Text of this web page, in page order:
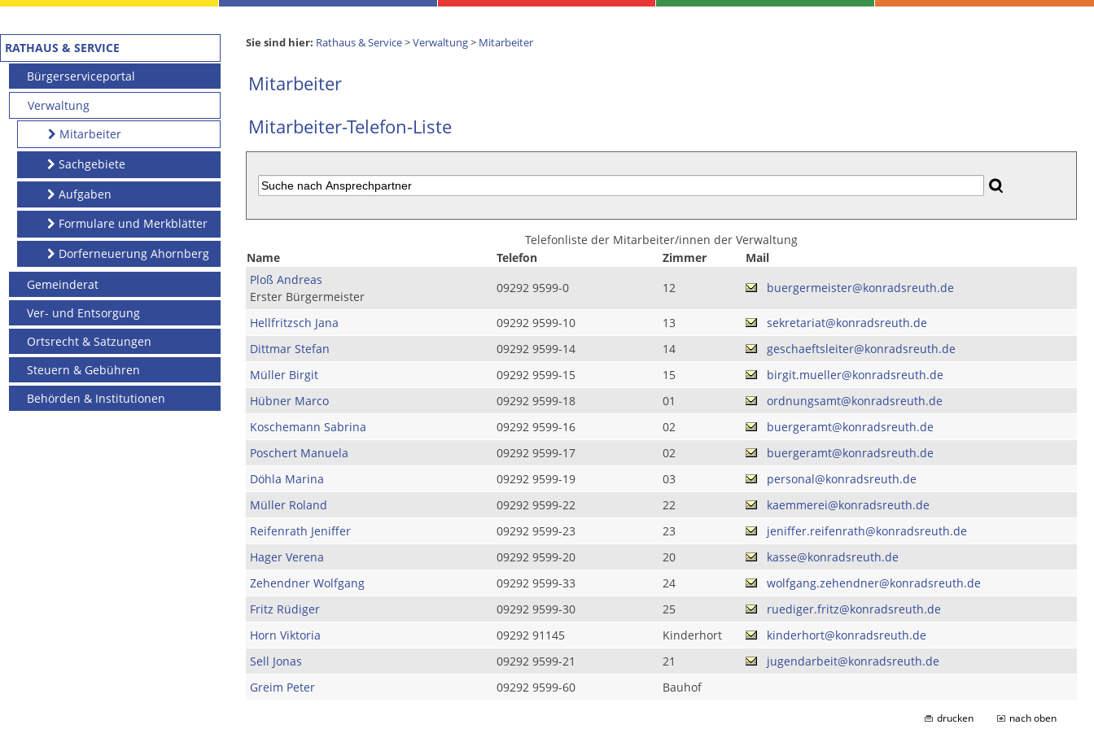
RATHAUS & SERVICE
Bürgerserviceportal
Verwaltung
Mitarbeiter
Sachgebiete
Aufgaben
Formulare und Merkblätter
Dorferneuerung Ahornberg
Gemeinderat
Ver- und Entsorgung
Ortsrecht & Satzungen
Steuern & Gebühren
Behörden & Institutionen
Sie sind hier: Rathaus & Service>Verwaltung> Mitarbeiter
Mitarbeiter
Mitarbeiter-Telefon-Liste
Telefonliste der Mitarbeiter/innen der Verwaltung
Name
Telefon Zimmer
Mail
Ploß Andreas
Erster Bürgermeister
09292 9599-0 12 buergermeister@konradsreuth.de
Hellfritzsch Jana 09292 9599-10 13
sekretariat@konradsreuth.de
Dittmar Stefan
09292 9599-14 14
geschaeftsleiter@konradsreuth.de
Müller Birgit
09292 9599-15 15
birgit.mueller@konradsreuth.de
Hübner Marco
09292 9599-18 01
ordnungsamt@konradsreuth.de
Koschemann Sabrina
09292 9599-16 02
buergeramt@konradsreuth.de
Poschert Manuela
09292 9599-17 02
buergeramt@konradsreuth.de
Döhla Marina
09292 9599-19 03
personal@konradsreuth.de
Müller Roland
09292 9599-22 22
kaemmerei@konradsreuth.de
Reifenrath Jeniffer
09292 9599-23 23
jeniffer.reifenrath@konradsreuth.de
Hager Verena
09292 9599-20 20
kasse@konradsreuth.de
Zehendner Wolfgang
09292 9599-33 24
wolfgang.zehendner@konradsreuth.de
Fritz Rüdiger
09292 9599-30 25
ruediger.fritz@konradsreuth.de
Horn Viktoria
09292 91145 Kinderhort
kinderhort@konradsreuth.de
Sell Jonas
09292 9599-21 21
jugendarbeit@konradsreuth.de
Greim Peter
09292 9599-60 Bauhof
drucken nach oben